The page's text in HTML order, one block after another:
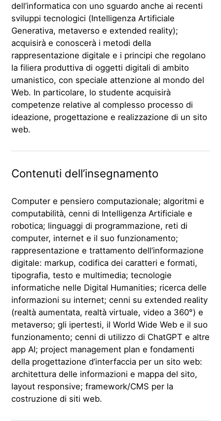
dell’informatica con uno sguardo anche ai recenti
sviluppi tecnologici (Intelligenza Artificiale
Generativa, metaverso e extended reality);
acquisirà e conoscerà i metodi della
rappresentazione digitale e i principi che regolano
la filiera produttiva di oggetti digitali di ambito
umanistico, con speciale attenzione al mondo del
Web. In particolare, lo studente acquisirà
competenze relative al complesso processo di
ideazione, progettazione e realizzazione di un sito
web.
Contenuti dell’insegnamento
Computer e pensiero computazionale; algoritmi e
computabilità, cenni di Intelligenza Artificiale e
robotica; linguaggi di programmazione, reti di
computer, internet e il suo funzionamento;
rappresentazione e trattamento dell’informazione
digitale: markup, codifica dei caratteri e formati,
tipografia, testo e multimedia; tecnologie
informatiche nelle Digital Humanities; ricerca delle
informazioni su internet; cenni su extended reality
(realtà aumentata, realtà virtuale, video a 360°) e
metaverso; gli ipertesti, il World Wide Web e il suo
funzionamento; cenni di utilizzo di ChatGPT e altre
app AI; project management plan e fondamenti
della progettazione d’interfaccia per un sito web:
architettura delle informazioni e mappa del sito,
layout responsive; framework/CMS per la
costruzione di siti web.